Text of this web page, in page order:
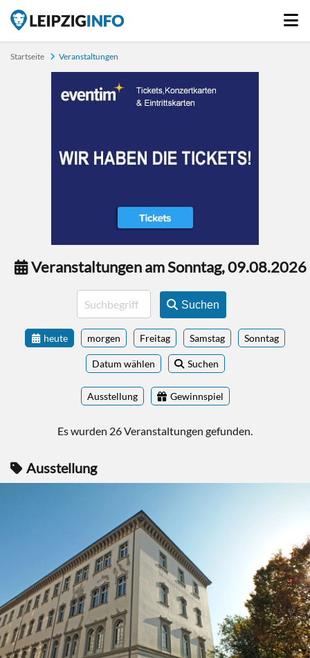
Startseite Veranstaltungen
Veranstaltungen am Sonntag, 09.08.2026
Suchen
heute morgen Freitag Samstag Sonntag
Datum wählen Suchen
Ausstellung Gewinnspiel
Es wurden 26 Veranstaltungen gefunden.
Ausstellung